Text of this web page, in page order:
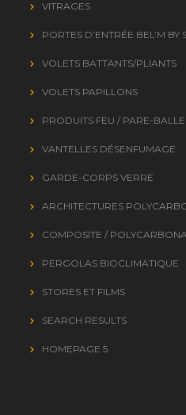
VITRAGES
PORTES D’ENTRÉE BEL’M BY
VOLETS BATTANTS/PLIANTS
VOLETS PAPILLONS
PRODUITS FEU / PARE-
VANTELLES DÉSENFUMAGE
GARDE-CORPS VERRE
ARCHITECTURES
COMPOSITE /
PERGOLAS BIOCLIMATIQUE
STORES ET FILMS
SEARCH RESULTS
HOMEPAGE 5